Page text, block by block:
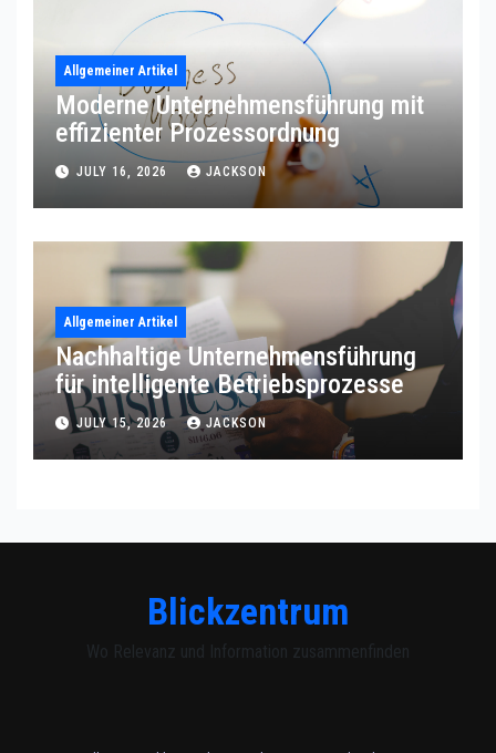
Allgemeiner Artikel
Moderne Unternehmensführung mit
effizienter Prozessordnung
JULY 16, 2026 JACKSON
Allgemeiner Artikel
Nachhaltige Unternehmensführung
für intelligente Betriebsprozesse
JULY 15, 2026 JACKSON
Blickzentrum
Wo Relevanz und Information zusammenfinden